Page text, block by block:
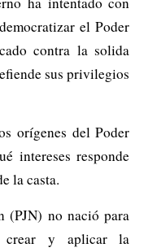
el Poder
contra la solida
sus privilegios
orígenes del Poder
intereses responde
la casta.
(PJN) no nació para
crear y aplicar la